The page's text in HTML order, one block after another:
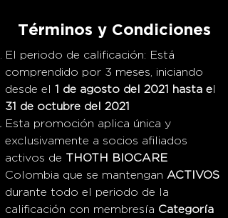
Términos y Condiciones
El periodo de calificación: Está
comprendido por 3 meses, iniciando
desde el 1 de agosto del 2021 hasta el
31 de octubre del 2021
Esta promoción aplica única y
exclusivamente a socios afiliados
activos de THOTH BIOCARE
Colombia que se mantengan ACTIVOS
durante todo el periodo de la
calificación con membresía Categoría